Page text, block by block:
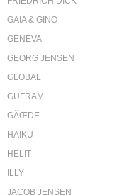
GAIA & GINO
GENEVA
GEORG JENSEN
GLOBAL
GUFRAM
GÃŒDE
HAIKU
HELIT
ILLY
JACOB JENSEN